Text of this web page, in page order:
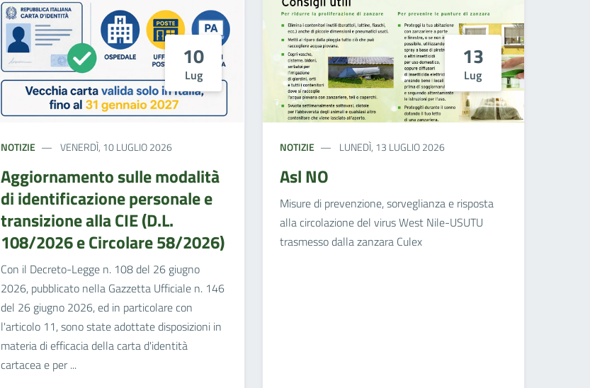
10
Lug
NOTIZIE VENERDÌ, 10 LUGLIO 2026
Aggiornamento sulle modalità
di identificazione personale e
transizione alla CIE (D.L.
108/2026 e Circolare 58/2026)
Con il Decreto-Legge n. 108 del 26 giugno
2026, pubblicato nella Gazzetta Ufficiale n. 146
del 26 giugno 2026, ed in particolare con
l'articolo 11, sono state adottate disposizioni in
materia di efficacia della carta d'identità
cartacea e per ...
13
Lug
NOTIZIE LUNEDÌ, 13 LUGLIO 2026
Asl NO
Misure di prevenzione, sorveglianza e risposta
alla circolazione del virus West Nile-USUTU
trasmesso dalla zanzara Culex